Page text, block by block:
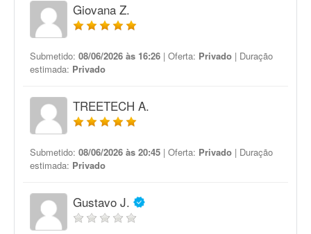
Giovana Z.
Submetido: 08/06/2026 às 16:26 | Oferta: Privado | Duração
estimada: Privado
TREETECH A.
Submetido: 08/06/2026 às 20:45 | Oferta: Privado | Duração
estimada: Privado
Gustavo J.